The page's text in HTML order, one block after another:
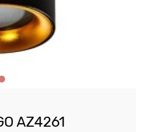
AZ4261